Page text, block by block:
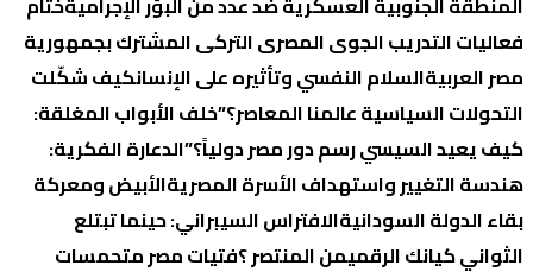
فعاليات التدريب الجوى المصرى التركى المشترك بجمهورية
مصر العربيةالسلام النفسي وتأثيره على الإنسانكيف شكّلت
التحولات السياسية عالمنا المعاصر؟​”خلف الأبواب المغلقة:
كيف يعيد السيسي رسم دور مصر دولياً؟”الدعارة الفكرية:
هندسة التغيير واستهداف الأسرة المصريةالأبيض ومعركة
بقاء الدولة السودانيةالافتراس السيبراني: حينما تبتلع
الثواني كيانك الرقميمن المنتصر ؟فتيات مصر متحمسات